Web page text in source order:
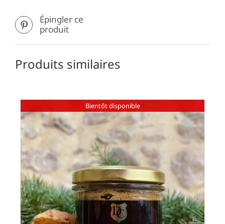
Épingler ce
produit
Produits similaires
Bientôt disponible